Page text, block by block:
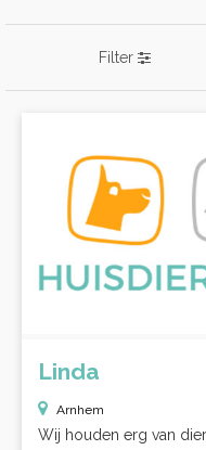
Filter
Linda
Arnhem
Wij houden erg van